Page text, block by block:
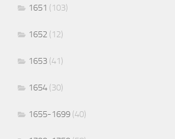
1651 (103)
1652 (12)
1653 (41)
1654 (30)
1655-1699 (40)